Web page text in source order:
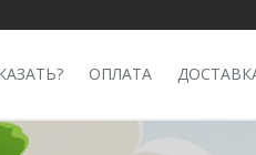
ОПЛАТА